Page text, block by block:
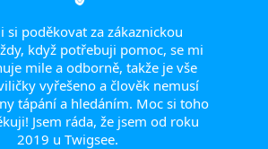
si poděkovat za zákaznickou
když potřebuji pomoc, se mi
mile a odborně, takže je vše
vyřešeno a člověk nemusí
tápání a hledáním. Moc si toho
Jsem ráda, že jsem od roku
2019 u Twigsee.